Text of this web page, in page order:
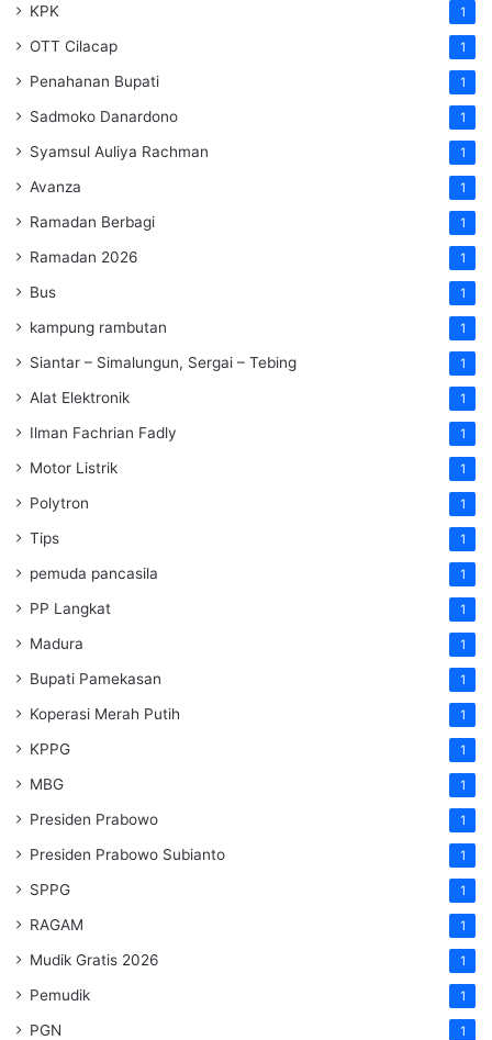
KPK 1
OTT Cilacap 1
Penahanan Bupati 1
Sadmoko Danardono 1
Syamsul Auliya Rachman 1
Avanza 1
Ramadan Berbagi 1
Ramadan 2026 1
Bus 1
kampung rambutan 1
Siantar – Simalungun, Sergai – Tebing 1
Alat Elektronik 1
Ilman Fachrian Fadly 1
Motor Listrik 1
Polytron 1
Tips 1
pemuda pancasila 1
PP Langkat 1
Madura 1
Bupati Pamekasan 1
Koperasi Merah Putih 1
KPPG 1
MBG 1
Presiden Prabowo 1
Presiden Prabowo Subianto 1
SPPG 1
RAGAM 1
Mudik Gratis 2026 1
Pemudik 1
PGN 1